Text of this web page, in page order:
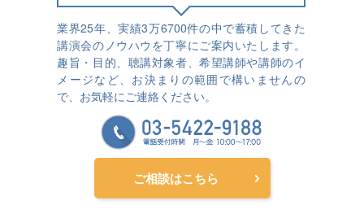
業界25年、実績3万6700件の中で蓄積してきた
講演会のノウハウを丁寧にご案内いたします。
趣旨・目的、聴講対象者、希望講師や講師のイ
メージなど、お決まりの範囲で構いませんの
で、お気軽にご連絡ください。
ご相談はこちら